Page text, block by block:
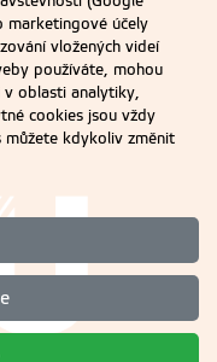
marketingové účely
vložených videí
používáte, mohou
v oblasti analytiky,
cookies jsou vždy
můžete kdykoliv změnit